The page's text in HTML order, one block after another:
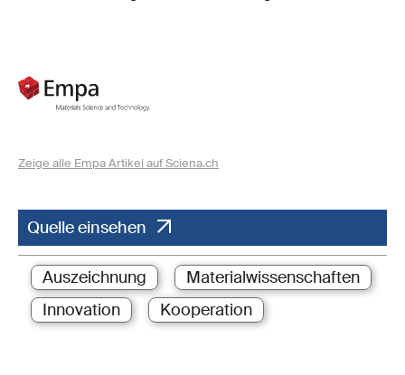
Zeige alle Empa Artikel auf Sciena.ch
Quelle einsehen
Auszeichnung
Materialwissenschaften
Innovation
Kooperation